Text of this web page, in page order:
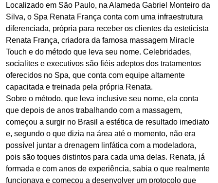
Localizado em São Paulo, na Alameda Gabriel Monteiro da
Silva, o Spa Renata França conta com uma infraestrutura
diferenciada, própria para receber os clientes da esteticista
Renata França, criadora da famosa massagem Miracle
Touch e do método que leva seu nome. Celebridades,
socialites e executivos são fiéis adeptos dos tratamentos
oferecidos no Spa, que conta com equipe altamente
capacitada e treinada pela própria Renata.
Sobre o método, que leva inclusive seu nome, ela conta
que depois de anos trabalhando com a massagem,
começou a surgir no Brasil a estética de resultado imediato
e, segundo o que dizia na área até o momento, não era
possível juntar a drenagem linfática com a modeladora,
pois são toques distintos para cada uma delas. Renata, já
formada e com anos de experiência, sabia o que realmente
funcionava e começou a desenvolver um protocolo que